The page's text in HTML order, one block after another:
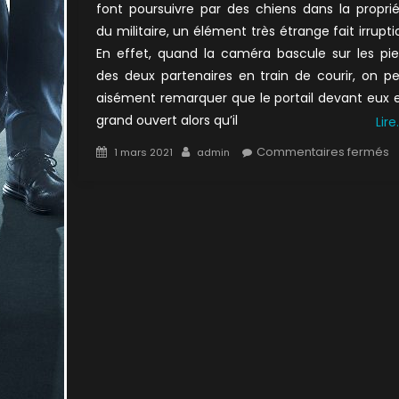
font poursuivre par des chiens dans la
du militaire, un élément très étrange fait
En effet, quand la caméra bascule sur les
des deux partenaires en train de courir, on
aisément remarquer que le portail devant eux
grand ouvert alors qu’il
Posted
1 mars 2021 Author
admin Commentaires ferméssur